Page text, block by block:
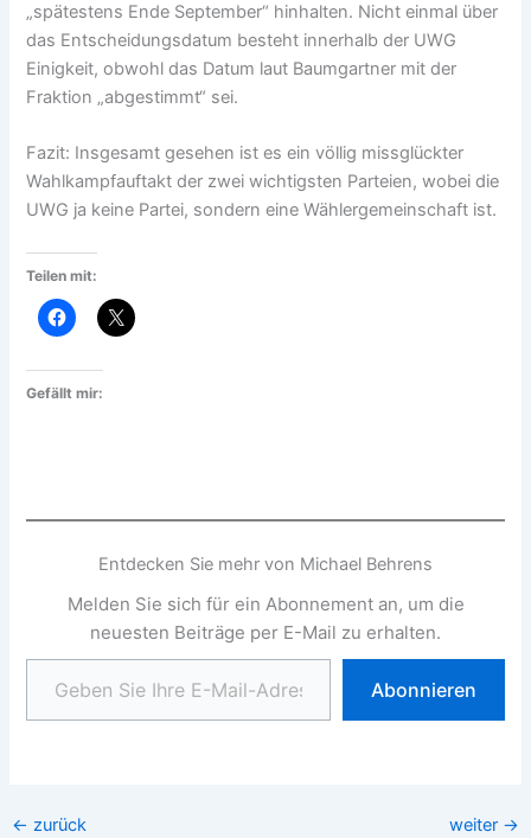
„spätestens Ende September“ hinhalten. Nicht einmal über
das Entscheidungsdatum besteht innerhalb der UWG
Einigkeit, obwohl das Datum laut Baumgartner mit der
Fraktion „abgestimmt“ sei.
Fazit: Insgesamt gesehen ist es ein völlig missglückter
Wahlkampfauftakt der zwei wichtigsten Parteien, wobei die
UWG ja keine Partei, sondern eine Wählergemeinschaft ist.
Teilen mit:
Gefällt mir:
Entdecken Sie mehr von Michael Behrens
Melden Sie sich für ein Abonnement an, um die
neuesten Beiträge per E-Mail zu erhalten.
Geben Sie Ihre E-Mail-Adresse ein ...
Abonnieren
← zurück weiter →